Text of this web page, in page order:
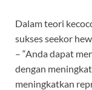
Dalam teori
sukses seekor
– “Anda dapat
dengan
meningkatkan